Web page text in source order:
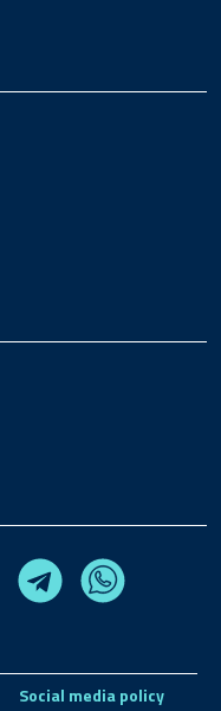
Youtube TelegramWhatsapp
Social media policy